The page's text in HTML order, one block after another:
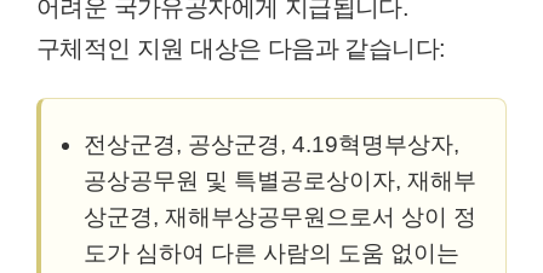
어려운 국가유공자에게 지급됩니다.
구체적인 지원 대상은 다음과 같습니다:
전상군경, 공상군경, 4.19혁명부상자,
공상공무원 및 특별공로상이자, 재해부
상군경, 재해부상공무원으로서 상이 정
도가 심하여 다른 사람의 도움 없이는